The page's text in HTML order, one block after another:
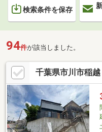
検索条件を保存
94件が該当しました。
千葉県市川市稲